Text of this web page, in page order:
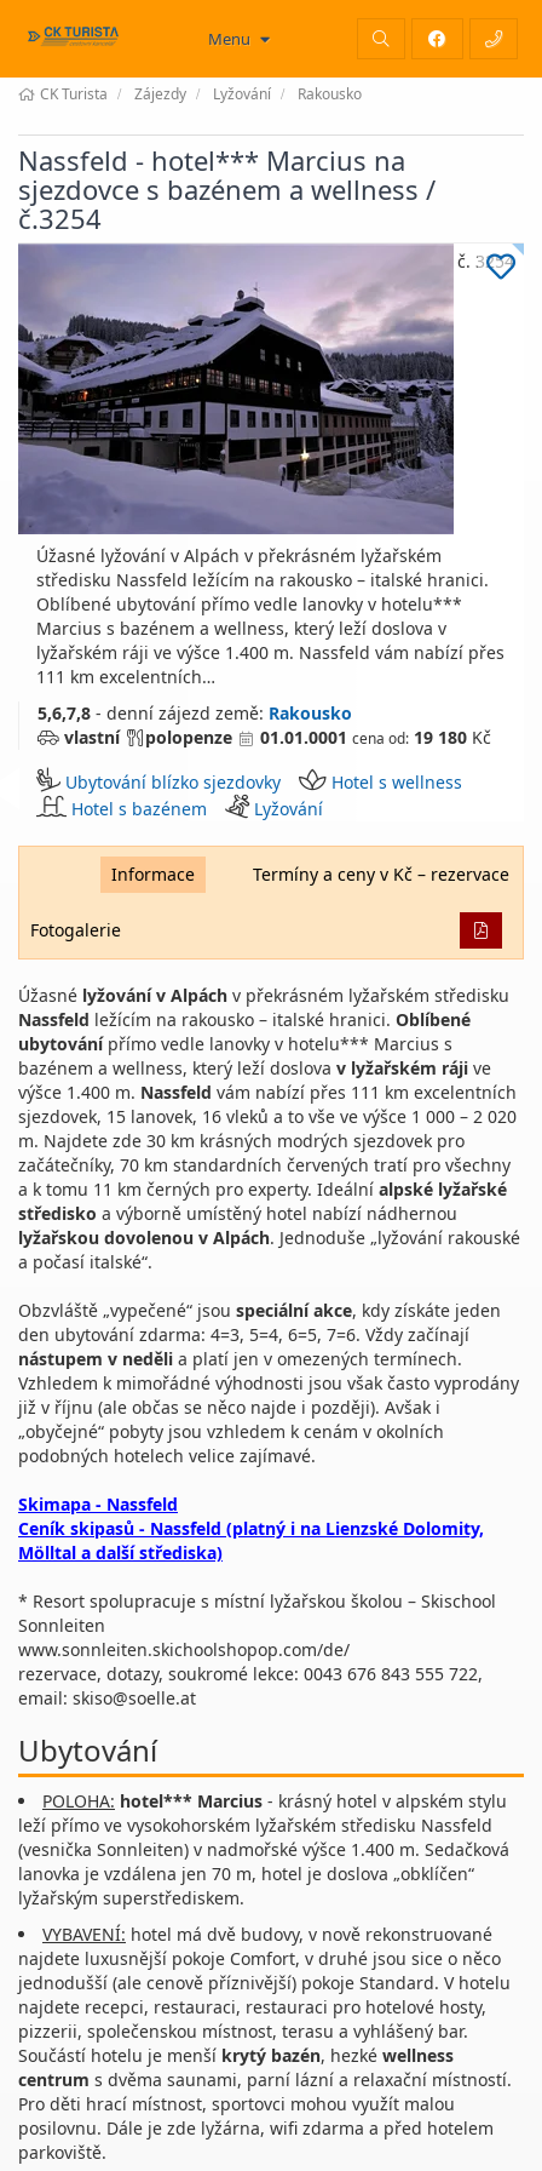
Menu
CK Turista Zájezdy Lyžování Rakousko
Nassfeld - hotel*** Marcius na
sjezdovce s bazénem a wellness /
č.3254
č. 3254
Úžasné lyžování v Alpách v překrásném lyžařském
středisku Nassfeld ležícím na rakousko – italské hranici.
Oblíbené ubytování přímo vedle lanovky v hotelu***
Marcius s bazénem a wellness, který leží doslova v
lyžařském ráji ve výšce 1.400 m. Nassfeld vám nabízí přes
111 km excelentních…
5,6,7,8 - denní zájezd země: Rakousko
vlastní
polopenze 01.01.0001 cena od: 19 180 Kč
Ubytování blízko sjezdovky
Hotel s wellness
Hotel s bazénem
Lyžování
Informace Termíny a ceny v Kč – rezervace
Fotogalerie
Úžasné lyžování v Alpách v překrásném lyžařském středisku
Nassfeld ležícím na rakousko – italské hranici. Oblíbené
ubytovánípřímo vedle lanovky v hotelu*** Marcius s
bazénem a wellness, který leží doslova v lyžařském ráji ve
výšce 1.400 m. Nassfeld vám nabízí přes 111 km excelentních
sjezdovek, 15 lanovek, 16 vleků a to vše ve výšce 1 000 – 2 020
m. Najdete zde 30 km krásných modrých sjezdovek pro
začátečníky, 70 km standardních červených tratí pro všechny
a k tomu 11 km černých pro experty. Ideální alpské lyžařské
středisko a výborně umístěný hotel nabízí nádhernou
lyžařskou dovolenou v Alpách. Jednoduše „lyžování rakouské
a počasí italské“.
Obzvláště „vypečené“ jsou speciální akce, kdy získáte jeden
den ubytování zdarma: 4=3, 5=4, 6=5, 7=6. Vždy začínají
nástupem v neděli a platí jen v omezených termínech.
Vzhledem k mimořádné výhodnosti jsou však často vyprodány
již v říjnu (ale občas se něco najde i později). Avšak i
„obyčejné“ pobyty jsou vzhledem k cenám v okolních
podobných hotelech velice zajímavé.
Skimapa - Nassfeld
Ceník skipasů - Nassfeld (platný i na Lienzské Dolomity,
Mölltal a další střediska)
* Resort spolupracuje s místní lyžařskou školou – Skischool
Sonnleiten
www.sonnleiten.skichoolshopop.com/de/
rezervace, dotazy, soukromé lekce: 0043 676 843 555 722,
email: skiso@soelle.at
Ubytování
POLOHA: hotel*** Marcius - krásný hotel v alpském stylu
leží přímo ve vysokohorském lyžařském středisku Nassfeld
(vesnička Sonnleiten) v nadmořské výšce 1.400 m. Sedačková
lanovka je vzdálena jen 70 m, hotel je doslova „obklíčen“
lyžařským superstřediskem.
VYBAVENÍ: hotel má dvě budovy, v nově rekonstruované
najdete luxusnější pokoje Comfort, v druhé jsou sice o něco
jednodušší (ale cenově příznivější) pokoje Standard. V hotelu
najdete recepci, restauraci, restauraci pro hotelové hosty,
pizzerii, společenskou místnost, terasu a vyhlášený bar.
Součástí hotelu je menší krytý bazén, hezké wellness
centrum s dvěma saunami, parní lázní a relaxační místností.
Pro děti hrací místnost, sportovci mohou využít malou
posilovnu. Dále je zde lyžárna, wifi zdarma a před hotelem
parkoviště.